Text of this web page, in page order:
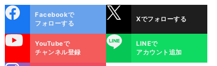
、
、
？
・
日
、
ok
Facebookで
フォローする
Xでフォローする
YouTubeで
チャンネル登録
LINE
LINEで
アカウント追加